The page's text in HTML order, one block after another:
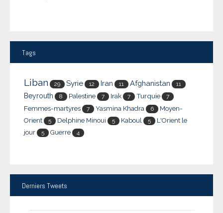
Tags
Liban 29 Syrie 12 Iran 11 Afghanistan 11
Beyrouth 8 Palestine 7 Irak 7 Turquie 7
Femmes-martyres 7 Yasmina Khadra 6
Moyen-
Orient
5 Delphine Minoui 5 Kaboul 5
L'Orient le
jour
5 Guerre 4
Derniers Tweets